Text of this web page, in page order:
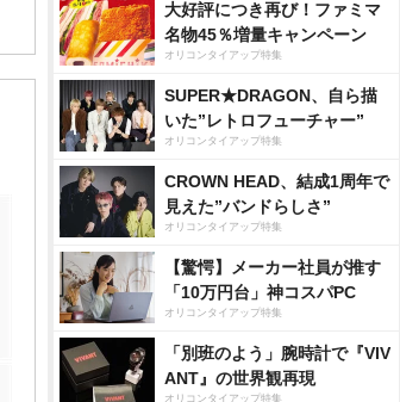
大好評につき再び！ファミマ
名物45％増量キャンペーン
オリコンタイアップ特集
SUPER★DRAGON、自ら描
いた”レトロフューチャー”
オリコンタイアップ特集
CROWN HEAD、結成1周年で
見えた”バンドらしさ”
オリコンタイアップ特集
【驚愕】メーカー社員が推す
「10万円台」神コスパPC
オリコンタイアップ特集
「別班のよう」腕時計で『VIV
ANT』の世界観再現
オリコンタイアップ特集